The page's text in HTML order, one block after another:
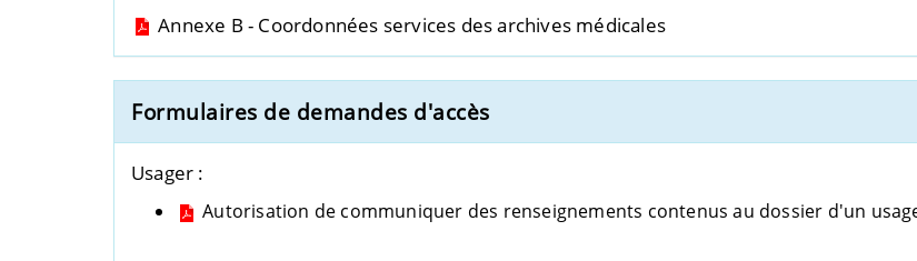
Annexe B - Coordonnées services des archives médicales
Formulaires de demandes d'accès
Usager :
Autorisation de communiquer des renseignements contenus au dossier d'un